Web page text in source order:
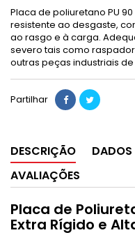
Placa de poliuretano PU
resistente ao desgaste,
ao rasgo e à carga.
severo tais como
outras peças industriais
Partilhar
DESCRIÇÃO
AVALIAÇÕES
Placa de
Extra Rígido e